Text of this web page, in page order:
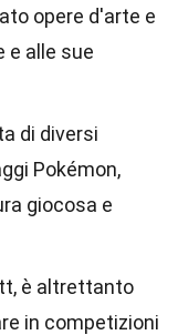
opere d'arte e
e alle sue
di diversi
Pokémon,
giocosa e
è altrettanto
in competizioni